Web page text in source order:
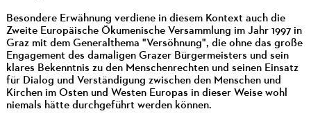
Besondere Erwähnung verdiene in diesem Kontext auch die
Zweite Europäische Ökumenische Versammlung im Jahr 1997 in
Graz mit dem Generalthema "Versöhnung", die ohne das große
Engagement des damaligen Grazer Bürgermeisters und sein
klares Bekenntnis zu den Menschenrechten und seinen Einsatz
für Dialog und Verständigung zwischen den Menschen und
Kirchen im Osten und Westen Europas in dieser Weise wohl
niemals hätte durchgeführt werden können.